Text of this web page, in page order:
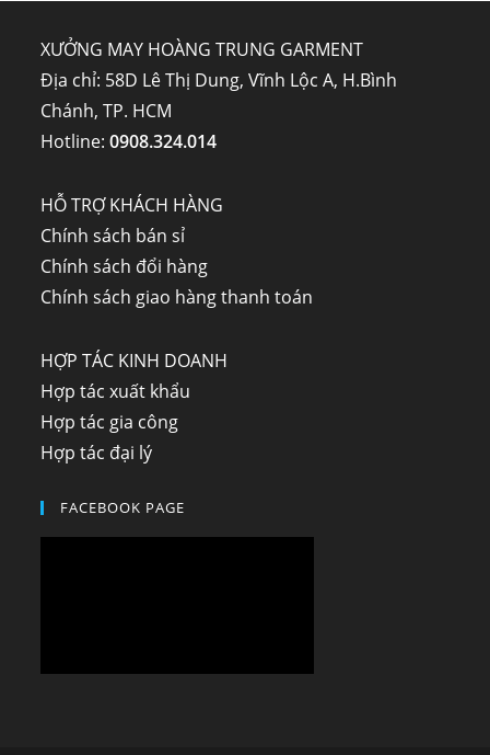
XƯỞNG MAY HOÀNG TRUNG GARMENT
Địa chỉ: 58D Lê Thị Dung, Vĩnh Lộc A, H.Bình
Chánh, TP. HCM
Hotline:0908.324.014
HỖ TRỢ KHÁCH HÀNG
Chính sách bán sỉ
Chính sách đổi hàng
Chính sách giao hàng thanh toán
HỢP TÁC KINH DOANH
Hợp tác xuất khẩu
Hợp tác gia công
Hợp tác đại lý
FACEBOOK PAGE